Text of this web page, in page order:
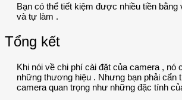
Bạn có thể tiết kiệm được nhiều tiền bằng
và tự làm .
Tổng kết
Khi nói về chi phí cài đặt của camera , nó
những thương hiệu . Nhưng bạn phải cẩn
camera quan trọng như những đặc tính